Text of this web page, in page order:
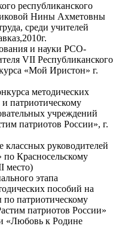
республиканского
Нины Ахметовны
среди учителей
и науки РСО-
VII Республиканского
«Мой Иристон» г.
методических
патриотическому
учреждений
патриотов России», г.
классных руководителей
Красносельскому
место)
этапа
пособий на
патриотическому
патриотов России»
«Любовь к Родине